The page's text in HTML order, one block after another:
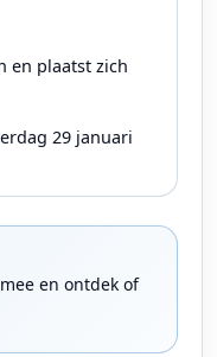
en plaatst zich
29 januari
en ontdek of